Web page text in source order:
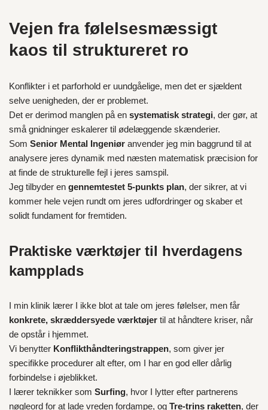
Vejen fra følelsesmæssigt
kaos til struktureret ro
Konflikter i et parforhold er uundgåelige, men det er sjældent
selve uenigheden, der er problemet.
Det er derimod manglen på en systematisk strategi, der gør, at
små gnidninger eskalerer til ødelæggende skænderier.
Som Senior Mental Ingeniør anvender jeg min baggrund til at
analysere jeres dynamik med næsten matematisk præcision for
at finde de strukturelle fejl i jeres samspil.
Jeg tilbyder en gennemtestet 5-punkts plan, der sikrer, at vi
kommer hele vejen rundt om jeres udfordringer og skaber et
solidt fundament for fremtiden.
Praktiske værktøjer til hverdagens
kampplads
I min klinik lærer I ikke blot at tale om jeres følelser, men får
konkrete, skræddersyede værktøjer til at håndtere kriser, når
de opstår i hjemmet.
Vi benytter Konflikthåndteringstrappen, som giver jer
specifikke procedurer alt efter, om I har en god eller dårlig
forbindelse i øjeblikket.
I lærer teknikker som Surfing, hvor I lytter efter partnerens
nøgleord for at lade vreden fordampe, og Tre-trins raketten, der